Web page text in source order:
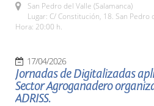
San Pedro del Valle (Salamanca)
Lugar: C/ Constitución, 18. San Pedro
Hora: 20:00 h.
17/04/2026
Jornadas de Digitalizadas
Sector Agroganadero
ADRISS.